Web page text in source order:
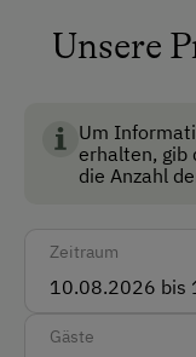
Wir würden uns
im Lammertal
Zug
Akzeptierte
Unsere
Um
erhalten, gib
die Anzahl
Zeitraum
Gäste